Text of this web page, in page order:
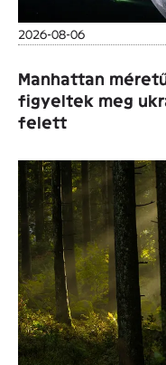
2026-08-06
Manhattan
figyeltek meg
felett